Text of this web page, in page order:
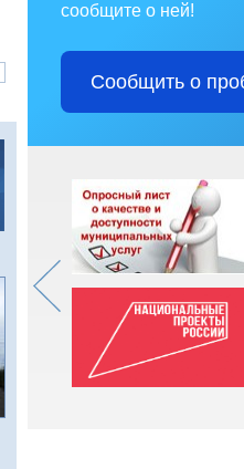
сообщите о ней!
Сообщить о